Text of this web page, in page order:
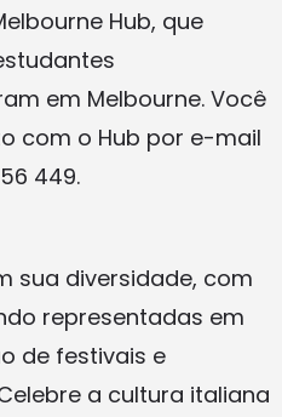
Hub, que
em Melbourne. Você
com o Hub por e-mail
449.
sua diversidade, com
representadas em
de festivais e
a cultura italiana